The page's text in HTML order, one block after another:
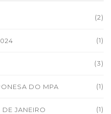
(2)
(1)
(3)
DO MPA (1)
JANEIRO (1)